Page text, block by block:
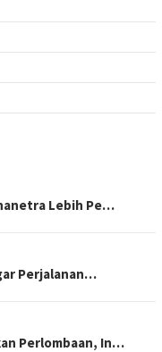
Lebih Pe…
Perjalanan…
Perlombaan, In…